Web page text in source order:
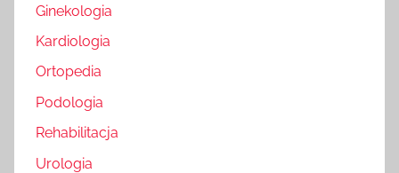
Ginekologia
Kardiologia
Ortopedia
Podologia
Rehabilitacja
Urologia